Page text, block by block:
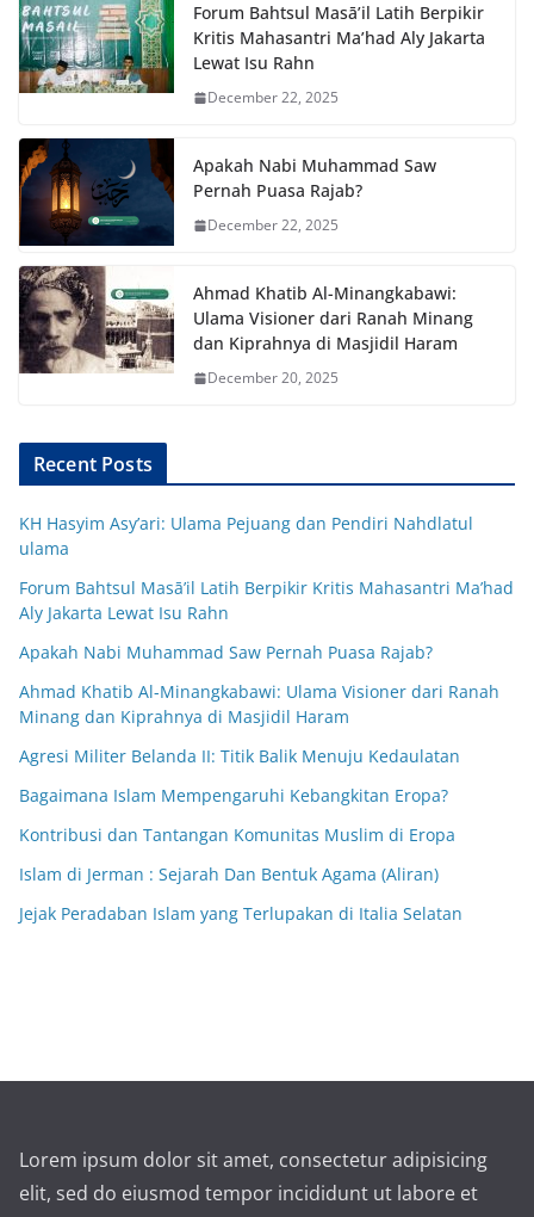
Forum Bahtsul Masā’il Latih Berpikir
Kritis Mahasantri Ma’had Aly Jakarta
Lewat Isu Rahn
December 22, 2025
Apakah Nabi Muhammad Saw
Pernah Puasa Rajab?
December 22, 2025
Ahmad Khatib Al-Minangkabawi:
Ulama Visioner dari Ranah Minang
dan Kiprahnya di Masjidil Haram
December 20, 2025
Recent Posts
KH Hasyim Asy’ari: Ulama Pejuang dan Pendiri Nahdlatul
ulama
Forum Bahtsul Masā’il Latih Berpikir Kritis Mahasantri Ma’had
Aly Jakarta Lewat Isu Rahn
Apakah Nabi Muhammad Saw Pernah Puasa Rajab?
Ahmad Khatib Al-Minangkabawi: Ulama Visioner dari Ranah
Minang dan Kiprahnya di Masjidil Haram
Agresi Militer Belanda II: Titik Balik Menuju Kedaulatan
Bagaimana Islam Mempengaruhi Kebangkitan Eropa?
Kontribusi dan Tantangan Komunitas Muslim di Eropa
Islam di Jerman : Sejarah Dan Bentuk Agama (Aliran)
Jejak Peradaban Islam yang Terlupakan di Italia Selatan
Lorem ipsum dolor sit amet, consectetur adipisicing
elit, sed do eiusmod tempor incididunt ut labore et